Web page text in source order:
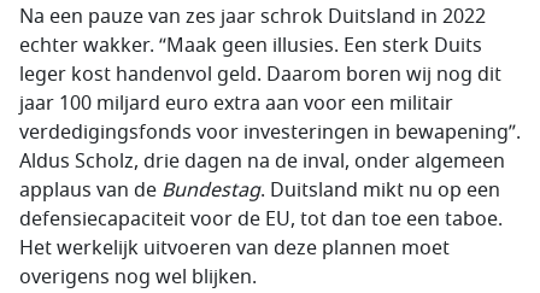
Na een pauze van zes jaar schrok Duitsland in 2022
echter wakker. “Maak geen illusies. Een sterk Duits
leger kost handenvol geld. Daarom boren wij nog dit
jaar 100 miljard euro extra aan voor een militair
verdedigingsfonds voor investeringen in bewapening”.
Aldus Scholz, drie dagen na de inval, onder algemeen
applaus van de Bundestag. Duitsland mikt nu op een
defensiecapaciteit voor de EU, tot dan toe een taboe.
Het werkelijk uitvoeren van deze plannen moet
overigens nog wel blijken.